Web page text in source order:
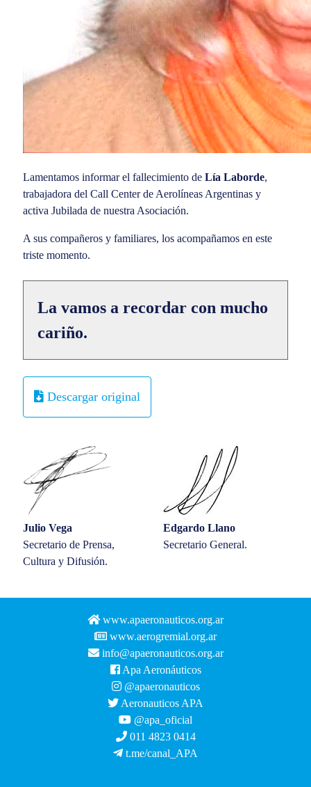
Lamentamos informar el fallecimiento de Lía Laborde,
trabajadora del Call Center de Aerolíneas Argentinas y
activa Jubilada de nuestra Asociación.
A sus compañeros y familiares, los acompañamos en este
triste momento.
La vamos a recordar con mucho
cariño.
Descargar original
Julio Vega
Secretario de Prensa,
Cultura y Difusión.
Edgardo Llano
Secretario General.
www.apaeronauticos.org.ar
www.aerogremial.org.ar
info@apaeronauticos.org.ar
Apa Aeronáuticos
@apaeronauticos
Aeronauticos APA
@apa_oficial
011 4823 0414
t.me/canal_APA